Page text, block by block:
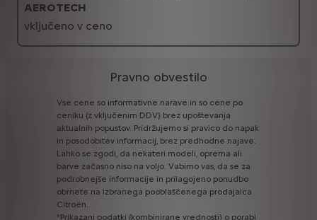
AEROTECH
vključeno v ceno
Pravno obvestilo
Vse cene so informativne narave in so cene po
ceniku (z vključenim DDV) brez upoštevanja
aktualnih popustov. Pridržujemo si pravico do napak
in posodobitev informacij, brez predhodne najave.
Lahko se zgodi, da nekateri modeli, oprema ali
barve začasno niso na voljo. Vabimo vas, da se za
podrobnejše informacije in prilagojeno ponudbo
obrnete na izbranega pooblaščenega prodajalca
Citroën.
*Prikazani podatki (kombinirane vrednosti) o porabi